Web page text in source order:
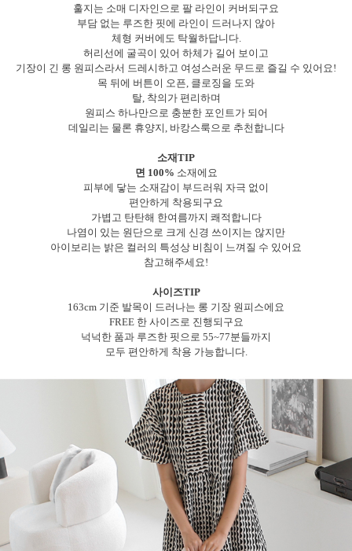
훌지는 소매 디자인으로 팔 라인이 커버되구요
부담 없는 루즈한 핏에 라인이 드러나지 않아
체형 커버에도 탁월하답니다.
허리선에 굴곡이 있어 하체가 길어 보이고
기장이 긴 롱 원피스라서 드레시하고 여성스러운 무드로 즐길 수 있어요!
목 뒤에 버튼이 오픈, 클로징을 도와
탈, 착의가 편리하며
원피스 하나만으로 충분한 포인트가 되어
데일리는 물론 휴양지, 바캉스룩으로 추천합니다
소재TIP
면 100% 소재에요
피부에 닿는 소재감이 부드러워 자극 없이
편안하게 착용되구요
가볍고 탄탄해 한여름까지 쾌적합니다
나염이 있는 원단으로 크게 신경 쓰이지는 않지만
아이보리는 밝은 컬러의 특성상 비침이 느껴질 수 있어요
참고해주세요!
사이즈TIP
163cm 기준 발목이 드러나는 롱 기장 원피스에요
FREE 한 사이즈로 진행되구요
넉넉한 품과 루즈한 핏으로 55~77분들까지
모두 편안하게 착용 가능합니다.